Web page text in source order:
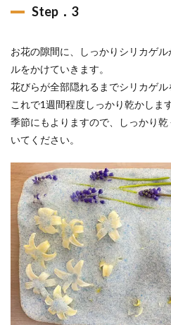
Step．3
お花の隙間に、しっかりシリカゲ
ルをかけていきます。
花びらが全部隠れるまでシリカゲル
これで1週間程度しっかり乾かします
季節にもよりますので、しっかり
いてください。